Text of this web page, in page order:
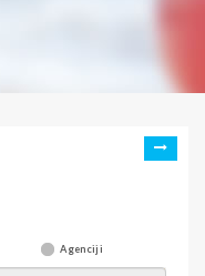
Agenciji